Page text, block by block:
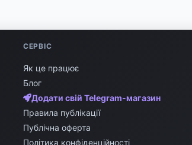
СЕРВІС
Як це працює
Блог
Додати свій Telegram-магазин
Правила публікації
Публічна оферта
Політика конфіденційності